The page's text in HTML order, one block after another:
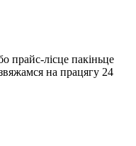
прайс-лісце пакіньце
на працягу 24